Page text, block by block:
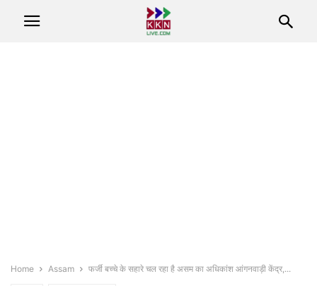
Home Assam फर्जी बच्चे के सहारे चल रहा है असम का अधिकांश आंगनवाड़ी केंद्र,...